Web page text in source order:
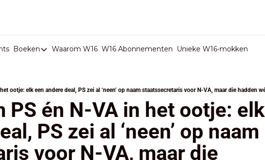
Boeken
Boeken
Boeken
Stop de Persen
Het Merk België
De Doodgravers van België
Waarom W16 W16 Abonnementen Unieke W16-mokken
PS én N-VA in het ootje: elk
PS zei al ‘neen’ op naam
voor N-VA, maar die